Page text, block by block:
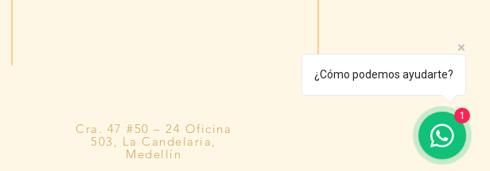
Cra. 47 #50 – 24 Oficina
503, La Candelaria,
Medellín
¿Cómo podemos ayudarte?
1